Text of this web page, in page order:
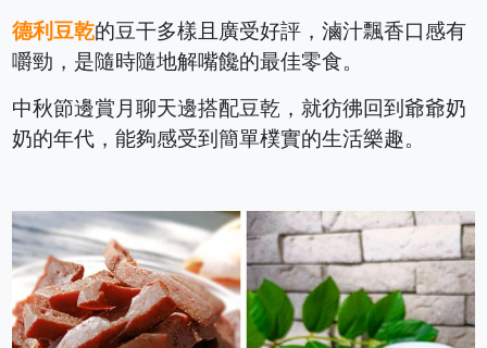
德利豆乾的豆干多樣且廣受好評，滷汁飄香口感有
嚼勁，是隨時隨地解嘴饞的最佳零食。
中秋節邊賞月聊天邊搭配豆乾，就彷彿回到爺爺奶
奶的年代，能夠感受到簡單樸實的生活樂趣。